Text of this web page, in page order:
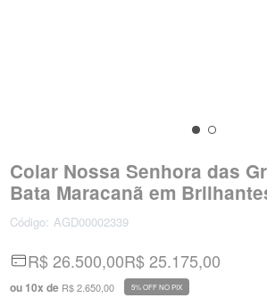
Colar Nossa Senhora das
Bata Maracanã em
Código: AGD00002339
R$ 26.500,00
ou 10x de R$ 2.650,00
R$ 25.175,00
5% OFF NO PIX